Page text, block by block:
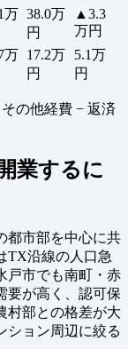
万 38.0万
円
▲3.3
万円
万 17.2万
円
5.1万
円
の他経費 − 返済
業するに
都市部を中心に共
TX沿線の人口急
戸市でも南町・赤
要が高く、認可保
村部との格差が大
ション周辺に絞る